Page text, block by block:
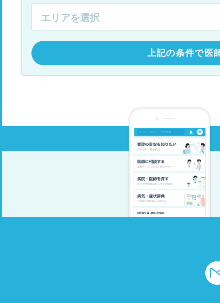
上記の条件で医